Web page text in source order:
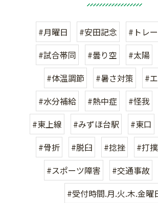
#月曜日 #安田記念
#トレ
#試合帯同
#曇り空 #太陽
#体温調節
#暑さ対策
#
#水分補給
#熱中症 #怪我
#東上線
#みずほ台駅 #東口
#骨折
#脱臼 #捻挫 #打撲
#スポーツ障害
#交通事故
#受付時間.月.火.木.金曜